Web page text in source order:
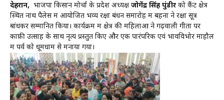
देहरादून, भाजपा किसान मोर्चा के प्रदेश अध्यक्षजोगेंद्र सिंह पुंडीर को कैंट क्षेत्र
स्थित नाथ पैलेस में आयोजित भव्य रक्षा बंधन समारोह में बहनों ने रक्षा सूत्र
बांधकर सम्मानित किया। कार्यक्रम में क्षेत्र की महिलाओं ने गढ़वाली गीतों पर
काफ़ी उत्साह के साथ नृत्य प्रस्तुत किए और एक पारंपरिक एवं भावविभोर माहौल
में पर्व को धूमधाम से मनाया गया।